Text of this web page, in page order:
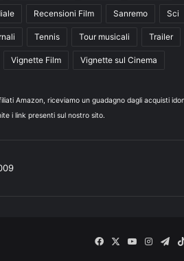
Recensioni Film Sanremo Sci
Tennis Tour musicali Trailer
Vignette Film Vignette sul Cinema
Amazon, riceviamo un guadagno dagli acquisti
i link presenti sul nostro sito.
Facebook
X
You